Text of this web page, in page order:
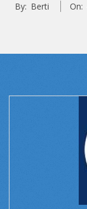
By: Berti On: